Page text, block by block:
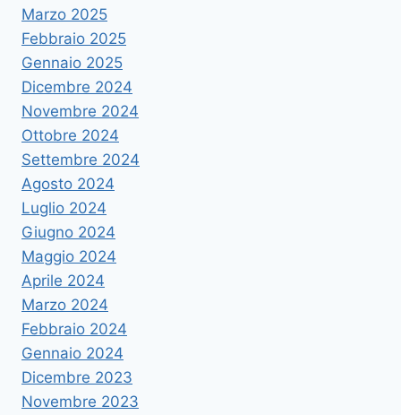
Marzo 2025
Febbraio 2025
Gennaio 2025
Dicembre 2024
Novembre 2024
Ottobre 2024
Settembre 2024
Agosto 2024
Luglio 2024
Giugno 2024
Maggio 2024
Aprile 2024
Marzo 2024
Febbraio 2024
Gennaio 2024
Dicembre 2023
Novembre 2023